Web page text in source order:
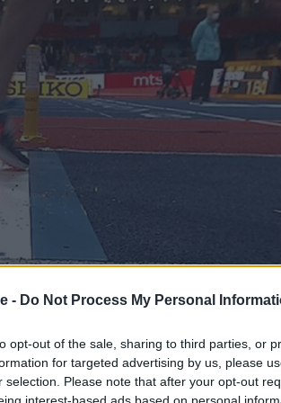
- Do Not Process My Personal
opt-out of the sale, sharing to third parties, or
for targeted advertising by us, please
selection. Please note that after your opt-out
interest-based ads based on personal
δεύτερη προσπάθεια!
με διαφορά. Δεύτερος είναι